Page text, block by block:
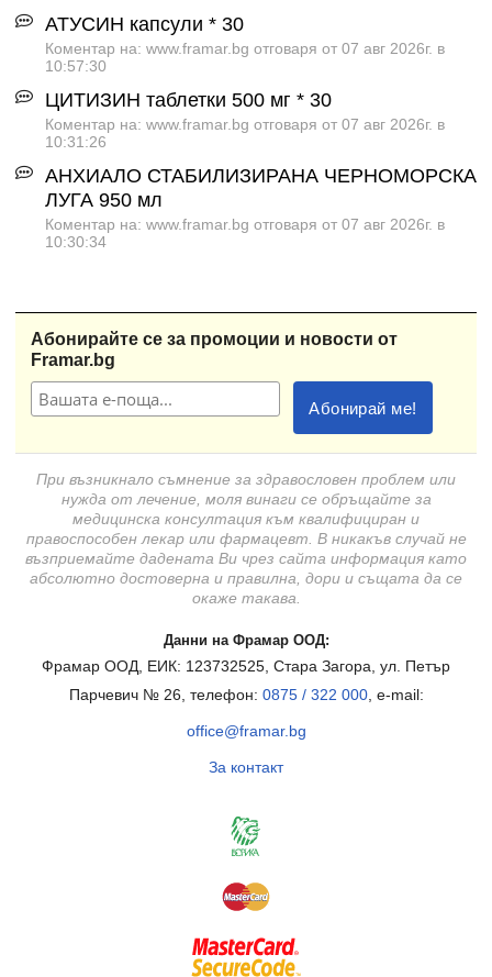
АТУСИН капсули * 30
Коментар на: www.framar.bg отговаря от 07 авг 2026г. в
10:57:30
ЦИТИЗИН таблетки 500 мг * 30
Коментар на: www.framar.bg отговаря от 07 авг 2026г. в
10:31:26
АНХИАЛО СТАБИЛИЗИРАНА ЧЕРНОМОРСКА
ЛУГА 950 мл
Коментар на: www.framar.bg отговаря от 07 авг 2026г. в
10:30:34
Абонирайте се за промоции и новости от
Framar.bg
При възникнало съмнение за здравословен проблем или
нужда от лечение, моля винаги се обръщайте за
медицинска консултация към квалифициран и
правоспособен лекар или фармацевт. В никакъв случай не
възприемайте дадената Ви чрез сайта информация като
абсолютно достоверна и правилна, дори и същата да се
окаже такава.
Данни на Фрамар ООД:
Фрамар ООД, ЕИК: 123732525, Стара Загора, ул. Петър
Парчевич № 26, телефон: 0875 / 322 000, e-mail:
office@framar.bg
За контакт